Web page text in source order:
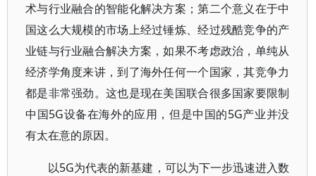
术与行业融合的智能化解决方案；第二个意义在于中
国这么大规模的市场上经过锤炼、经过残酷竞争的产
业链与行业融合解决方案，如果不考虑政治，单纯从
经济学角度来讲，到了海外任何一个国家，其竞争力
都是非常强劲。这也是现在美国联合很多国家要限制
中国5G设备在海外的应用，但是中国的5G产业并没
有太在意的原因。
以5G为代表的新基建，可以为下一步迅速进入数